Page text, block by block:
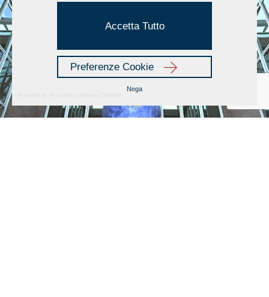
Accetta Tutto
Preferenze Cookie
Nega